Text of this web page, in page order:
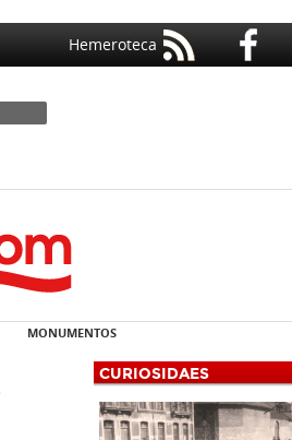
Hemeroteca
MONUMENTOS
CURIOSIDAES